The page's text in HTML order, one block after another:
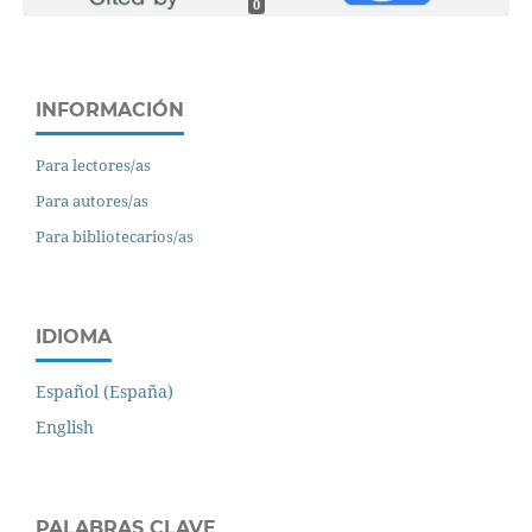
0
INFORMACIÓN
Para lectores/as
Para autores/as
Para bibliotecarios/as
IDIOMA
Español (España)
English